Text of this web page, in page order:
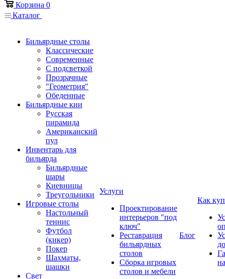
Корзина 0
Каталог
Бильярдные столы
Классические
Современные
С подсветкой
Прозрачные
"Геометрия"
Обеденные
Бильярдные кии
Русская
пирамида
Американский
пул
Инвентарь для
бильярда
Бильярдные
шары
Киевницы
Треугольники
Игровые столы
Настольный
теннис
Футбол
(кикер)
Покер
Шахматы,
шашки
Свет
Услуги
Проектирование
интерьеров "под
ключ"
Реставрация
бильярдных
столов
Сборка игровых
столов и мебели
Блог
Как